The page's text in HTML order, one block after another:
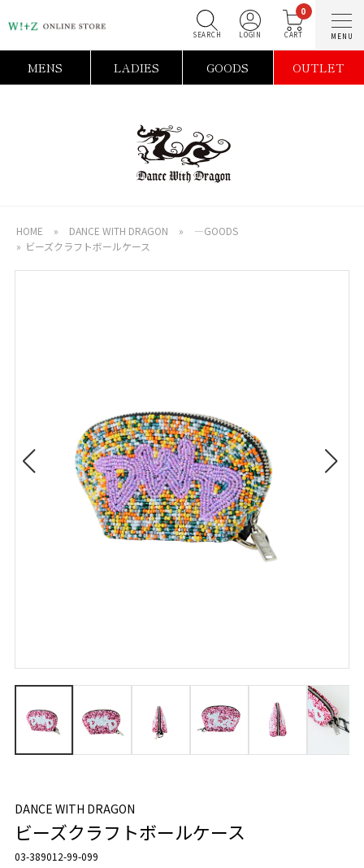
0
MENS LADIES GOODS OUTLET
HOME » DANCE WITH DRAGON »
―GOODS
» ビーズクラフトボールケース
DANCE WITH DRAGON
ビーズクラフトボールケース
03-389012-99-099